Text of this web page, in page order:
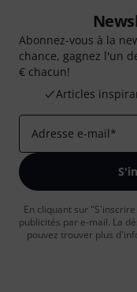
Abonnez-vous à la
chance, gagnez l'un
€ chacun!
Articles
Adresse e-mail*
En cliquant sur
publicités par e-mail. La
pouvez trouver plus